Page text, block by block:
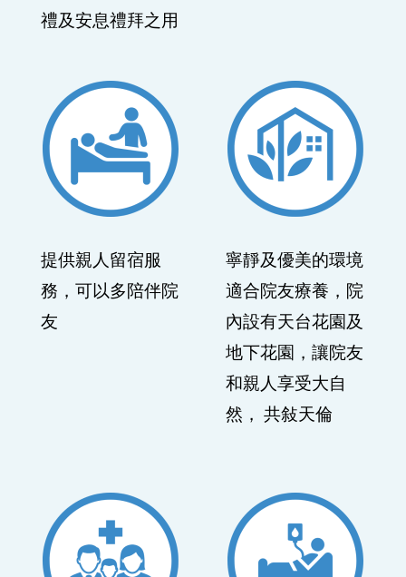
提供親人留宿服
務，可以多陪伴院
友
寧靜及優美的環境
適合院友療養，院
內設有天台花園及
地下花園，讓院友
然， 共敍天倫
醫護人手比例及可
以提供之醫療護理
特別適合晚期院友
（癌症或非癌症）